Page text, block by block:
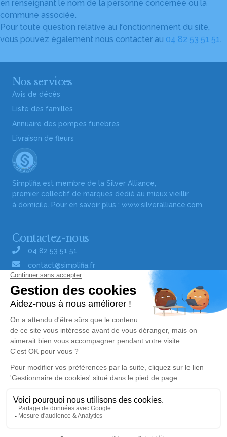
en renseignant le nom de la personne concernée ou la
commune associée.
Pour toute question relative au fonctionnement du site,
vous pouvez également nous contacter au 04 82 53 51 51.
Nos services
Avis de décès
Liste des familles
Annuaire des pompes funèbres
Livraison de fleurs
Simplifia est membre de la Silver Alliance,
premier collectif de marques dédié au mieux vieillir
à domicile. Pour en savoir plus : www.silveralliance.com
Contactez-nous
04 82 53 51 51
contact@simplifia.fr
Réseaux sociaux
Liens utiles
Publier un avis de décès
Signaler un abus/une erreur
Consultez nos offres d'emploi
Politique de traitement des données